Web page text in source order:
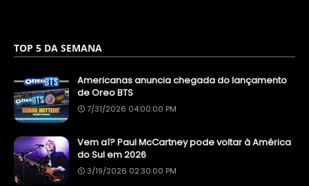
TOP 5 DA SEMANA
Americanas anuncia chegada do lançamento
de Oreo BTS
7/31/2026 04:00:00 PM
Vem aí? Paul McCartney pode voltar à América
do Sul em 2026
3/19/2026 02:30:00 PM